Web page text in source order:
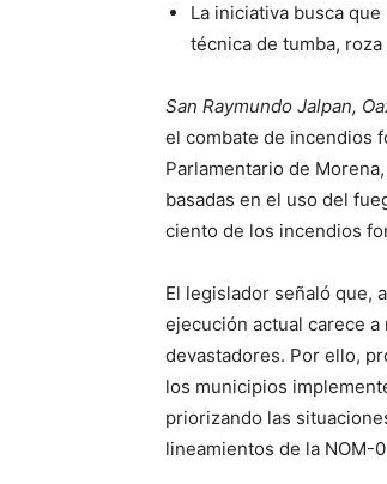
La iniciativa busca
técnica de tumba, roza
San Raymundo Jalpan,
el combate de incendios
Parlamentario de
basadas en el uso del
ciento de los incendios
El legislador señaló que,
ejecución actual carece
devastadores. Por ello,
los municipios
priorizando las
lineamientos de la NOM-